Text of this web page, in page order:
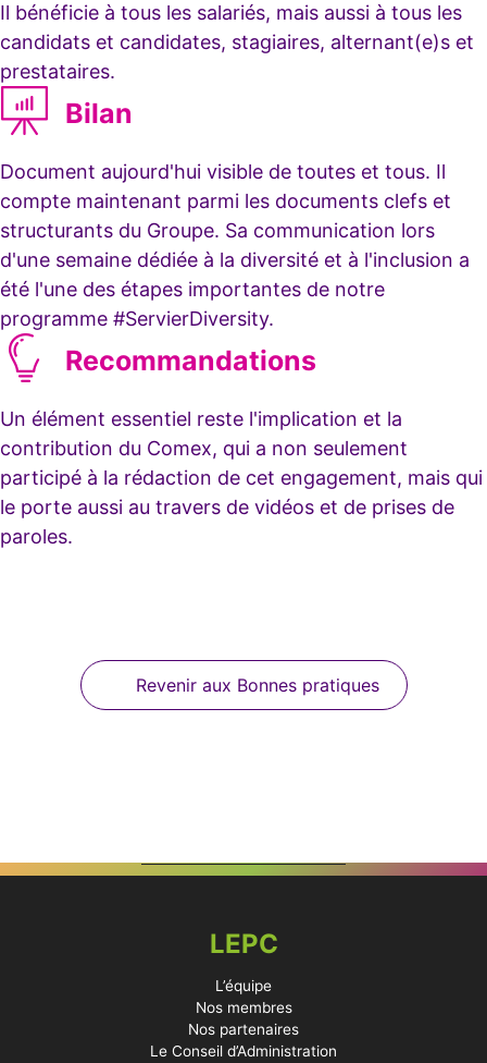
Il bénéficie à tous les salariés, mais aussi à tous les
candidats et candidates, stagiaires, alternant(e)s et
prestataires.
Bilan
Document aujourd'hui visible de toutes et tous. Il
compte maintenant parmi les documents clefs et
structurants du Groupe. Sa communication lors
d'une semaine dédiée à la diversité et à l'inclusion a
été l'une des étapes importantes de notre
programme #ServierDiversity.
Recommandations
Un élément essentiel reste l'implication et la
contribution du Comex, qui a non seulement
participé à la rédaction de cet engagement, mais qui
le porte aussi au travers de vidéos et de prises de
paroles.
Revenir aux Bonnes pratiques
LEPC
L’équipe
Nos membres
Nos partenaires
Le Conseil d’Administration